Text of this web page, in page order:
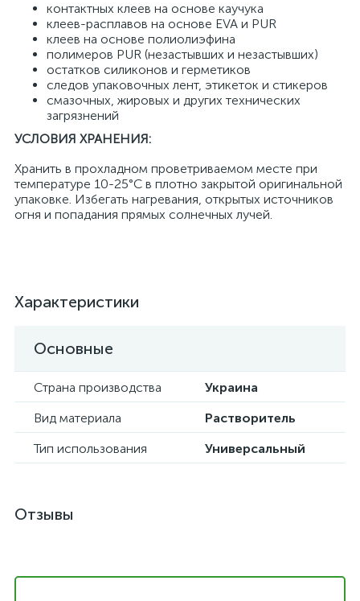
контактных клеев на основе каучука
клеев-расплавов на основе EVA и PUR
клеев на основе полиолиэфина
полимеров PUR (незастывших и незастывших)
остатков силиконов и герметиков
следов упаковочных лент, этикеток и стикеров
смазочных, жировых и других технических
загрязнений
УСЛОВИЯ ХРАНЕНИЯ:
Хранить в прохладном проветриваемом месте при
температуре 10-25°C в плотно закрытой оригинальной
упаковке. Избегать нагревания, открытых источников
огня и попадания прямых солнечных лучей.
Характеристики
Основные
Страна производства
Украина
Вид материала
Растворитель
Тип использования
Универсальный
Отзывы